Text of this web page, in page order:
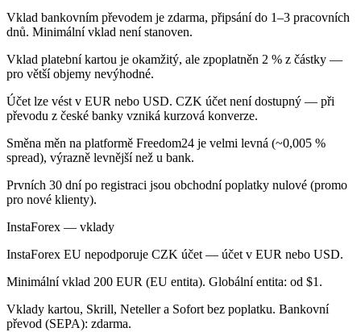
Vklad bankovním převodem je zdarma, připsání do 1–3 pracovních
dnů. Minimální vklad není stanoven.
Vklad platební kartou je okamžitý, ale zpoplatněn 2 % z částky —
pro větší objemy nevýhodné.
Účet lze vést v EUR nebo USD. CZK účet není dostupný — při
převodu z české banky vzniká kurzová konverze.
Směna měn na platformě Freedom24 je velmi levná (~0,005 %
spread), výrazně levnější než u bank.
Prvních 30 dní po registraci jsou obchodní poplatky nulové (promo
pro nové klienty).
InstaForex — vklady
InstaForex EU nepodporuje CZK účet — účet v EUR nebo USD.
Minimální vklad 200 EUR (EU entita). Globální entita: od $1.
Vklady kartou, Skrill, Neteller a Sofort bez poplatku. Bankovní
převod (SEPA): zdarma.